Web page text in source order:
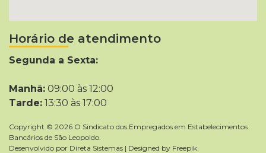
Horário de atendimento
Segunda a Sexta:
Manhã: 09:00 às 12:00
Tarde: 13:30 às 17:00
Copyright © 2026 O Sindicato dos Empregados em Estabelecimentos
Bancários de São Leopoldo.
Desenvolvido por Direta Sistemas | Designed by Freepik